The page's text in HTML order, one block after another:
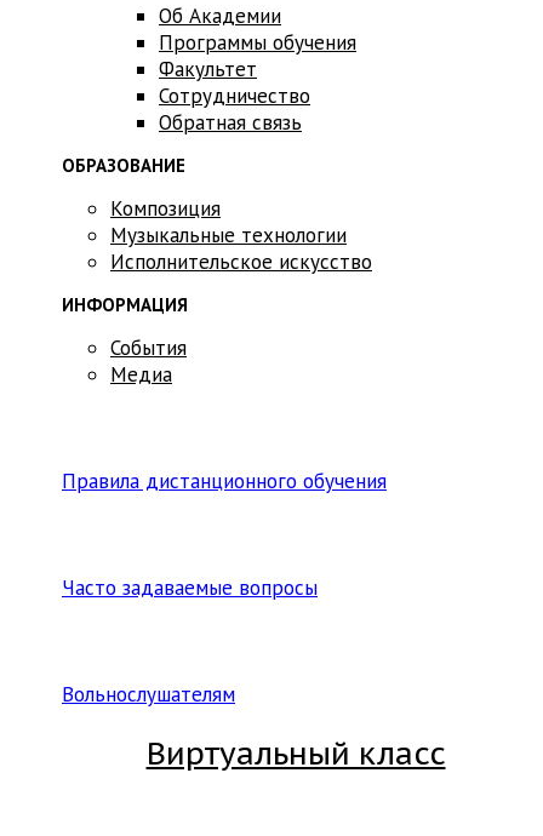
Об Академии
Программы обучения
Факультет
Сотрудничество
Обратная связь
ОБРАЗОВАНИЕ
Композиция
Музыкальные технологии
Исполнительское искусство
ИНФОРМАЦИЯ
События
Медиа
Правила дистанционного обучения
Часто задаваемые вопросы
Вольнослушателям
Виртуальный класс